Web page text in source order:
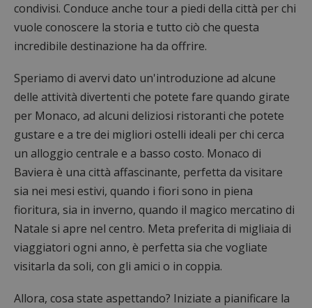
condivisi. Conduce anche tour a piedi della città per chi
vuole conoscere la storia e tutto ciò che questa
incredibile destinazione ha da offrire.
Speriamo di avervi dato un'introduzione ad alcune
delle attività divertenti che potete fare quando girate
per Monaco, ad alcuni deliziosi ristoranti che potete
gustare e a tre dei migliori ostelli ideali per chi cerca
un alloggio centrale e a basso costo. Monaco di
Baviera è una città affascinante, perfetta da visitare
sia nei mesi estivi, quando i fiori sono in piena
fioritura, sia in inverno, quando il magico mercatino di
Natale si apre nel centro. Meta preferita di migliaia di
viaggiatori ogni anno, è perfetta sia che vogliate
visitarla da soli, con gli amici o in coppia.
Allora, cosa state aspettando? Iniziate a pianificare la